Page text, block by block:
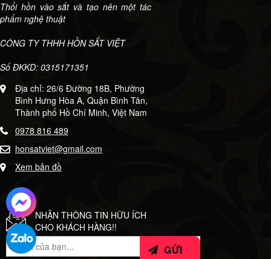
Thổi hồn vào sắt và tạo nên một tác
phẩm nghệ thuật
CÔNG TY THHH HỒN SẮT VIỆT
Số ĐKKD: 0315171351
Địa chỉ: 26/6 Đường 18B, Phường
Bình Hưng Hòa A, Quận Bình Tân,
Thành phố Hồ Chí Minh, Việt Nam
0978 816 489
honsatviet@gmail.com
Xem bản đồ
NHẬN THÔNG TIN HỮU ÍCH
CHO KHÁCH HÀNG!!